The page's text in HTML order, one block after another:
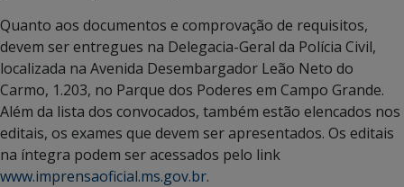
Quanto aos documentos e comprovação de requisitos,
devem ser entregues na Delegacia-Geral da Polícia Civil,
localizada na Avenida Desembargador Leão Neto do
Carmo, 1.203, no Parque dos Poderes em Campo Grande.
Além da lista dos convocados, também estão elencados nos
editais, os exames que devem ser apresentados. Os editais
na íntegra podem ser acessados pelo link
www.imprensaoficial.ms.gov.br.